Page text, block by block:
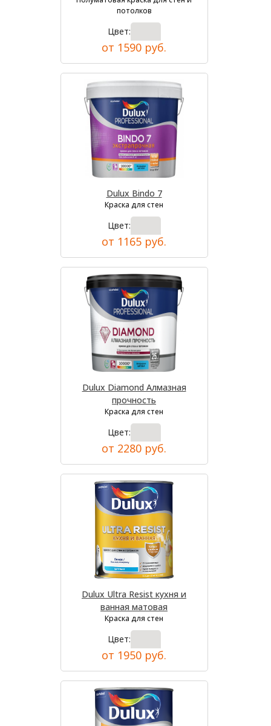
потолков
Цвет:
от 1590 руб.
Dulux Bindo 7
Краска для стен
Цвет:
от 1165 руб.
Dulux Diamond Алмазная
прочность
Краска для стен
Цвет:
от 2280 руб.
Dulux Ultra Resist кухня и
ванная матовая
Краска для стен
Цвет:
от 1950 руб.